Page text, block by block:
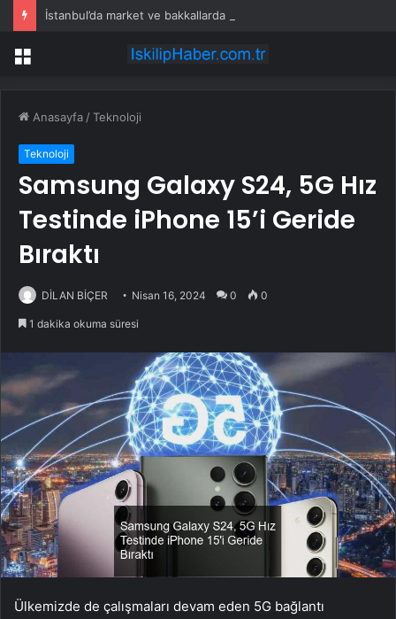
Menü
Anasayfa /Teknoloji
Teknoloji
Samsung Galaxy S24, 5G Hız
Testinde iPhone 15’i Geride
Bıraktı
DİLAN BİÇER Nisan 16, 2024 0 0
1 dakika okuma süresi
Ülkemizde de çalışmaları devam eden 5G bağlantı